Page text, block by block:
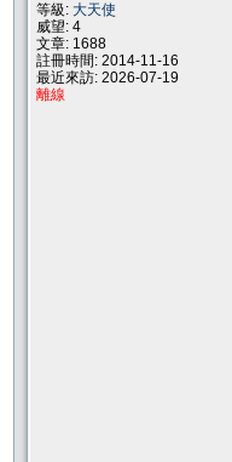
等級: 大天使
威望: 4
文章: 1688
註冊時間: 2014-11-16
最近來訪: 2026-07-19
離線